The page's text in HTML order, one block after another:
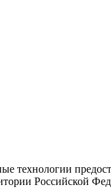
технологии
Российской